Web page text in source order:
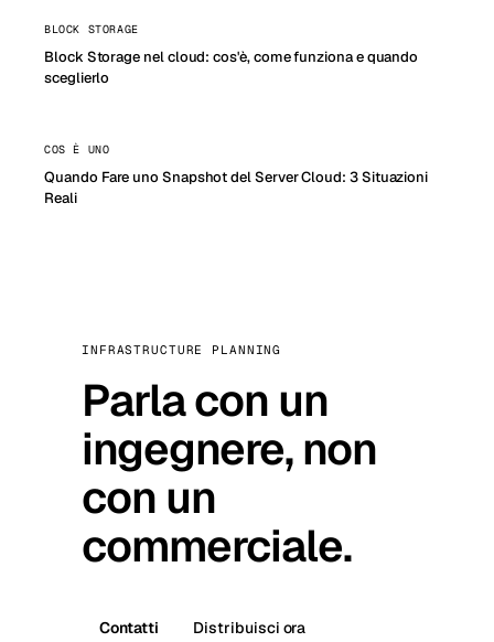
BLOCK STORAGE
Block Storage nel cloud: cos'è, come funziona e quando
sceglierlo
COS È UNO
Quando Fare uno Snapshot del Server Cloud: 3 Situazioni
Reali
INFRASTRUCTURE PLANNING
Parla con un
ingegnere, non
con un
commerciale.
Contatti Distribuisci ora